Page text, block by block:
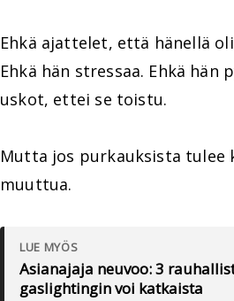
Ehkä ajattelet, että hänellä
Ehkä hän stressaa. Ehkä hän
uskot, ettei se toistu.
Mutta jos purkauksista tulee
muuttua.
LUE MYÖS
Asianajaja neuvoo: 3
gaslightingin voi katkaista